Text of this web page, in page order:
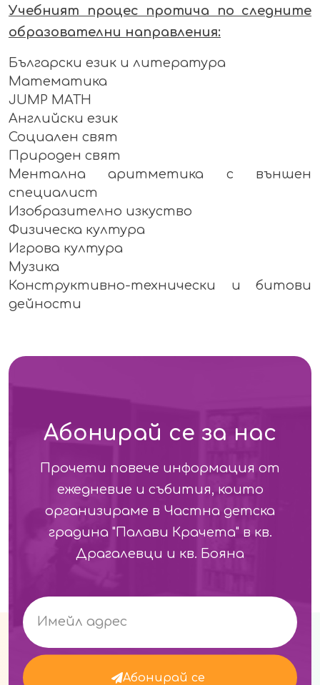
Учебният процес протича по следните
образователни направления:
Български език и литература
Математика
JUMP MATH
Английски език
Социален свят
Природен свят
Ментална аритметика с външен
специалист
Изобразително изкуство
Физическа култура
Игрова култура
Музика
Конструктивно-технически и битови
дейности
Абонирай се за нас
Прочети повече информация от
ежедневие и събития, които
организираме в Частна детска
градина "Палави Крачета" в кв.
Драгалевци и кв. Бояна
Абонирай се